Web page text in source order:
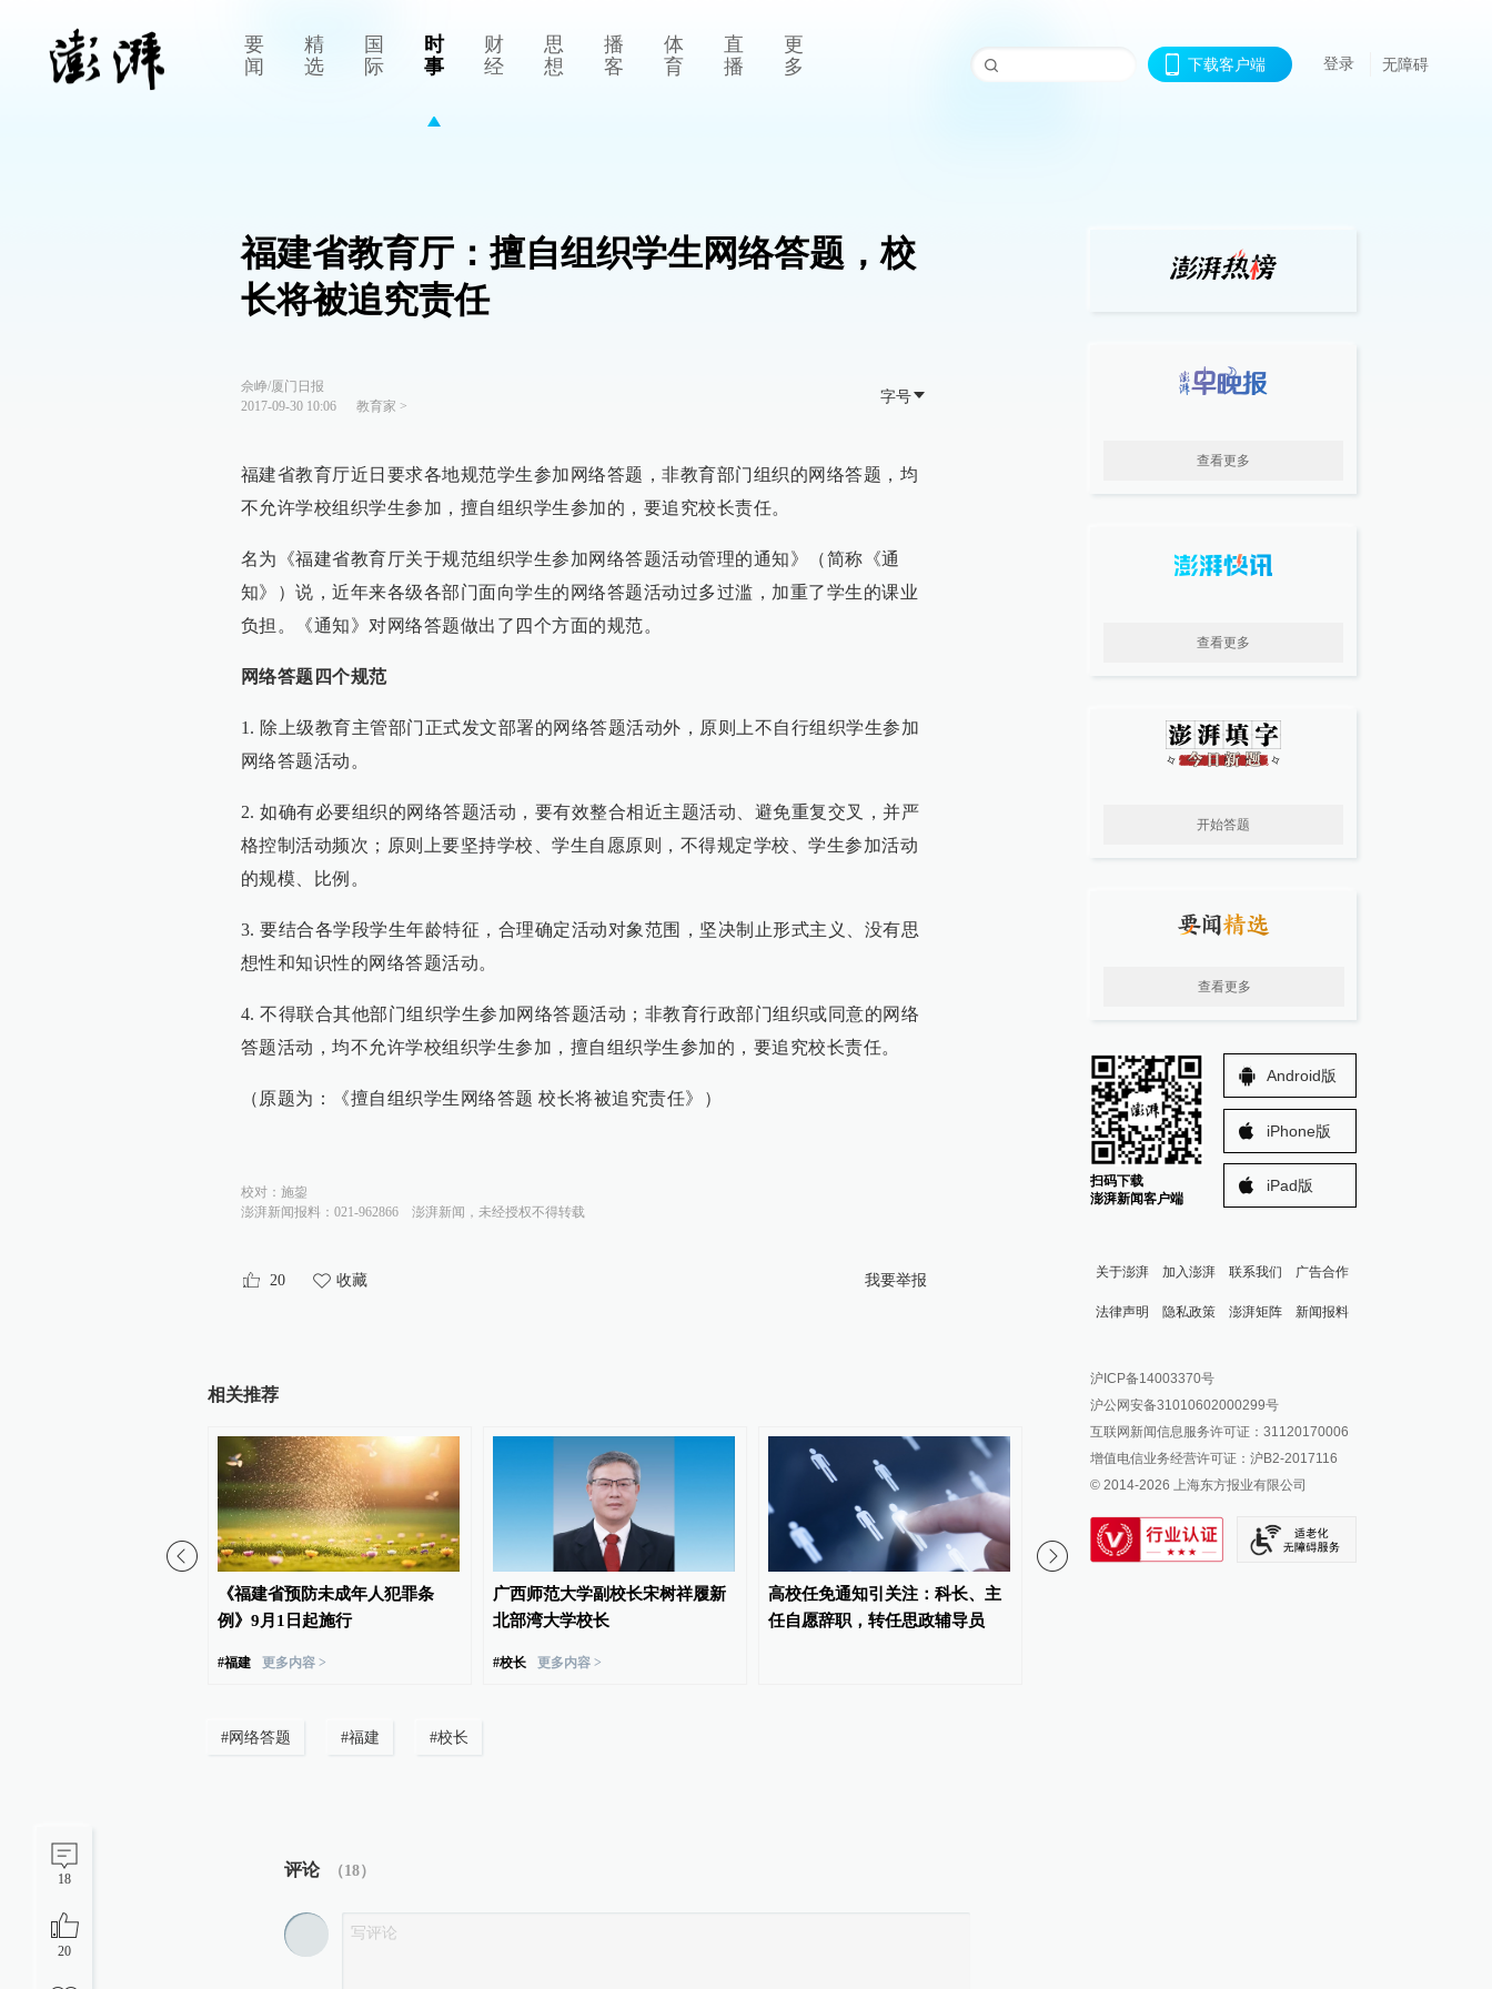
要
闻
精
选
国
际
时
事
财
经
思
想
播
客
体
育
直
播
更
多
下载客户端 登录 无障碍
18
20
福建省教育厅：擅自组织学生网络答题，校
长将被追究责任
佘峥/厦门日报
2017-09-30 10:06
教育家 >
字号
福建省教育厅近日要求各地规范学生参加网络答题，非教育部门组织的网络答题，均
不允许学校组织学生参加，擅自组织学生参加的，要追究校长责任。
名为《福建省教育厅关于规范组织学生参加网络答题活动管理的通知》（简称《通
知》）说，近年来各级各部门面向学生的网络答题活动过多过滥，加重了学生的课业
负担。《通知》对网络答题做出了四个方面的规范。
网络答题四个规范
1. 除上级教育主管部门正式发文部署的网络答题活动外，原则上不自行组织学生参加
网络答题活动。
2. 如确有必要组织的网络答题活动，要有效整合相近主题活动、避免重复交叉，并严
格控制活动频次；原则上要坚持学校、学生自愿原则，不得规定学校、学生参加活动
的规模、比例。
3. 要结合各学段学生年龄特征，合理确定活动对象范围，坚决制止形式主义、没有思
想性和知识性的网络答题活动。
4. 不得联合其他部门组织学生参加网络答题活动；非教育行政部门组织或同意的网络
答题活动，均不允许学校组织学生参加，擅自组织学生参加的，要追究校长责任。
（原题为：《擅自组织学生网络答题 校长将被追究责任》）
校对： 施鋆
澎湃新闻报料：021-962866
澎湃新闻，未经授权不得转载
20 收藏 我要举报
相关推荐
《福建省预防未成年人犯罪条
例》9月1日起施行
#福建 更多内容 >
广西师范大学副校长宋树祥履新
北部湾大学校长
#校长 更多内容 >
高校任免通知引关注：科长、主
任自愿辞职，转任思政辅导员
#网络答题 #福建 #校长
评论 （18）
查看更多
查看更多
开始答题
查看更多
扫码下载
澎湃新闻客户端
Android版
iPhone版
iPad版
关于澎湃 加入澎湃 联系我们 广告合作
法律声明 隐私政策 澎湃矩阵
澎湃新闻公众号
澎湃新闻抖音号
派生万物开放平台
IP SHANGHAI
SIXTH TONE
新闻报料
报料邮箱: news@thepaper.cn
沪ICP备14003370号
沪公网安备31010602000299号
互联网新闻信息服务许可证：31120170006
增值电信业务经营许可证：沪B2-2017116
© 2014-2026 上海东方报业有限公司